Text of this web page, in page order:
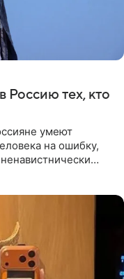
Россию тех, кто
умеют
на ошибку,